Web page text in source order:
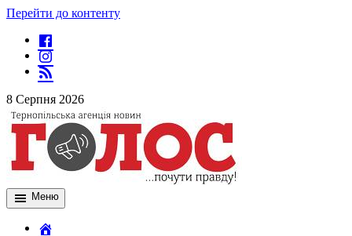
Перейти до контенту
8 Серпня 2026
Меню